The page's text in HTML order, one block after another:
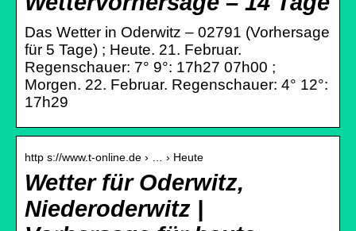
Das Wetter in Oderwitz – 02791 (Vorhersage
für 5 Tage) ; Heute. 21. Februar.
Regenschauer: 7° 9°: 17h27 07h00 ;
Morgen. 22. Februar. Regenschauer: 4° 12°:
17h29
http s://www.t-online.de › … › Heute
Wetter für Oderwitz,
Niederoderwitz |